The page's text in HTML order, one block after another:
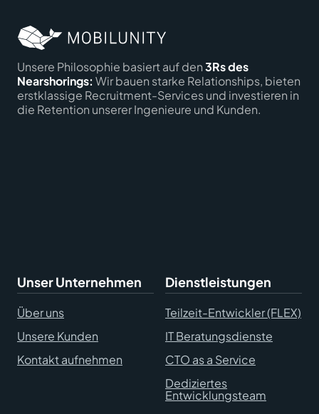
Unsere Philosophie basiert auf den3Rs des
Nearshorings: Wir bauen starke Relationships, bieten
erstklassige Recruitment-Services und investieren in
die Retention unserer Ingenieure und Kunden.
Unser Unternehmen
Über uns
Unsere Kunden
Kontakt aufnehmen
Dienstleistungen
Teilzeit-Entwickler (FLEX)
IT Beratungsdienste
CTO as a Service
Dediziertes
Entwicklungsteam